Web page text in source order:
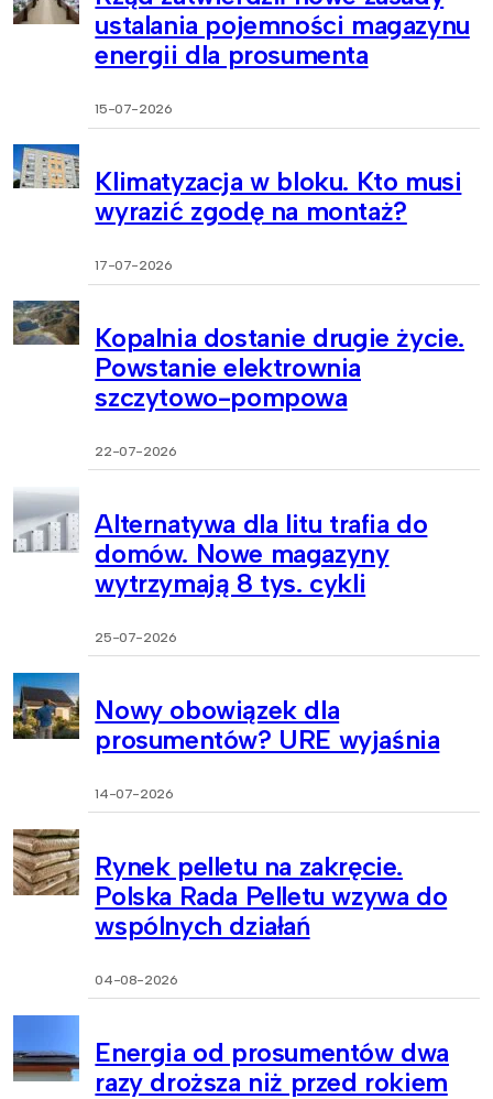
ustalania pojemności magazynu
energii dla prosumenta
15-07-2026
Klimatyzacja w bloku. Kto musi
wyrazić zgodę na montaż?
17-07-2026
Kopalnia dostanie drugie życie.
Powstanie elektrownia
szczytowo-pompowa
22-07-2026
Alternatywa dla litu trafia do
domów. Nowe magazyny
wytrzymają 8 tys. cykli
25-07-2026
Nowy obowiązek dla
prosumentów? URE wyjaśnia
14-07-2026
Rynek pelletu na zakręcie.
Polska Rada Pelletu wzywa do
wspólnych działań
04-08-2026
Energia od prosumentów dwa
razy droższa niż przed rokiem